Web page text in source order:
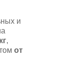
и
,
от